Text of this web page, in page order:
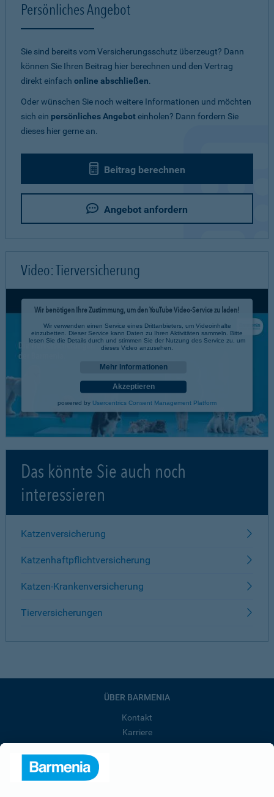
Persönliches Angebot
Sie sind bereits vom Versicherungsschutz überzeugt? Dann
können Sie Ihren Beitrag hier berechnen und den Vertrag
direkt einfach online abschließen.
Oder wünschen Sie noch weitere Informationen und möchten
sich ein persönliches Angeboteinholen? Dann fordern Sie
dieses hier gerne an.
Beitrag berechnen
Angebot anfordern
Video: Tierversicherung
Wir benötigen Ihre Zustimmung, um den YouTube Video-Service zu laden!
Wir verwenden einen Service eines Drittanbieters, um Videoinhalte
einzubetten. Dieser Service kann Daten zu Ihren Aktivitäten sammeln. Bitte
lesen Sie die Details durch und stimmen Sie der Nutzung des Service zu, um
dieses Video anzusehen.
Mehr Informationen
Akzeptieren
powered by Usercentrics Consent Management Platform
Das könnte Sie auch noch
interessieren
Katzenversicherung
Katzenhaftpflichtversicherung
Katzen-Krankenversicherung
Tierversicherungen
ÜBER BARMENIA
Kontakt
Karriere